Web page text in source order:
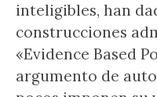
inteligibles, han
construcciones
«Evidence Based
argumento de